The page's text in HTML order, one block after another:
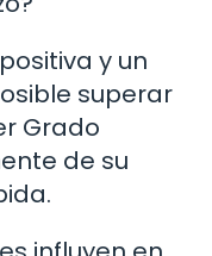
y un
superar
Grado
de su